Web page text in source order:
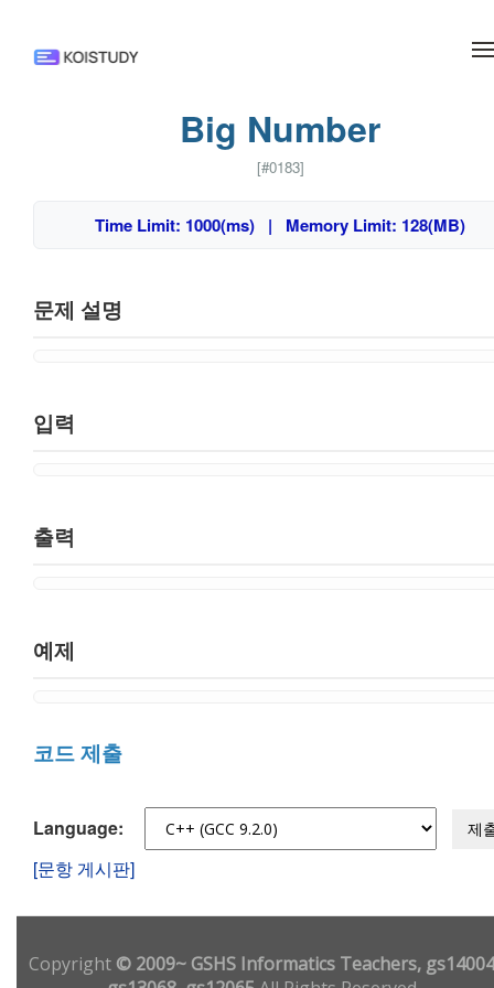
Big Number
[#0183]
Time Limit: 1000(ms) | Memory Limit: 128(MB)
문제 설명
입력
출력
예제
코드 제출
Language: 제
[문항 게시판]
Copyright© 2009~ GSHS Informatics Teachers,